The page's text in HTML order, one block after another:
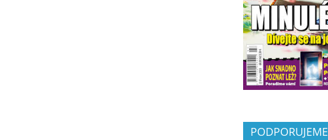
PODPORUJEME